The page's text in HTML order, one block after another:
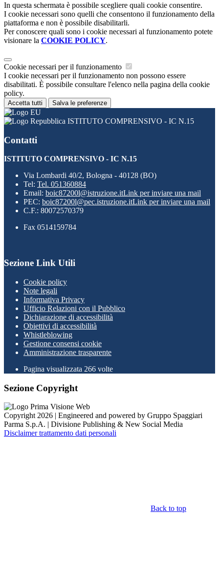
In questa schermata è possibile scegliere quali cookie consentire.
I cookie necessari sono quelli che consentono il funzionamento della
piattaforma e non è possibile disabilitarli.
Per conoscere quali sono i cookie necessari al funzionamento potete
visionare la COOKIE POLICY.
Cookie necessari per il funzionamento
I cookie necessari per il funzionamento non possono essere
disabilitati. È possibile consultare l'elenco nella pagina della cookie
policy.
Accetta tutti Salva le preferenze
ISTITUTO COMPRENSIVO - IC N.15
Contatti
ISTITUTO COMPRENSIVO - IC N.15
Via Lombardi 40/2, Bologna - 40128 (BO)
Tel: Tel. 051360884
Email: boic87200l@istruzione.itLink per inviare una mail
PEC: boic87200l@pec.istruzione.itLink per inviare una mail
C.F.: 80072570379
Fax 0514159784
Sezione Link Utili
Cookie policy
Note legali
Informativa Privacy
Ufficio Relazioni con il Pubblico
Dichiarazione di accessibilità
Obiettivi di accessibilità
Whistleblowing
Gestione consensi cookie
Amministrazione trasparente
Pagina visualizzata 266 volte
Sezione Copyright
Copyright 2026 | Engineered and powered by Gruppo Spaggiari
Parma S.p.A. | Divisione Publishing & New Social Media
Disclaimer trattamento dati personali
Back to top